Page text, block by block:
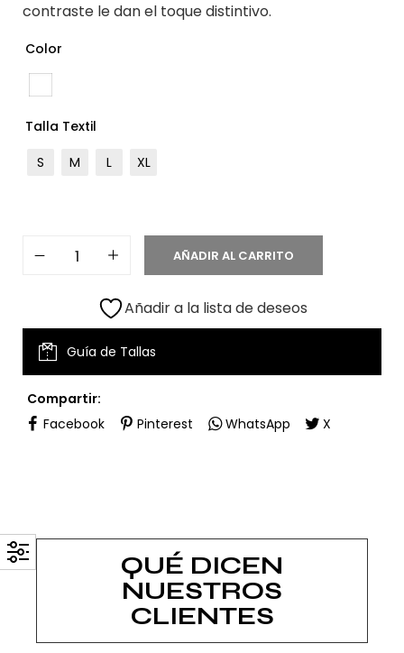
contraste le dan el toque distintivo.
Color
Talla Textil
S
M L XL
AÑADIR AL CARRITO
Añadir a la lista de deseos
Guía de Tallas
Compartir:
Facebook
Pinterest WhatsApp X
QUÉ DICEN
NUESTROS
CLIENTES